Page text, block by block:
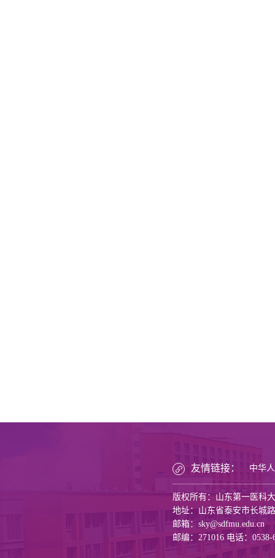
友情链接： 中华
版权所有：山东第一医科
地址：山东省泰安市长城
邮箱：sky@sdfmu.edu.cn
邮编：271016 电话：0538-